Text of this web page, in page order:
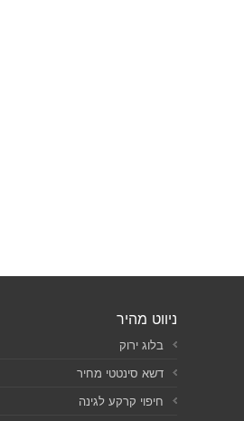
ניווט מהיר
בלוג ירוק
דשא סינטטי מחיר
חיפוי קרקע לגינה